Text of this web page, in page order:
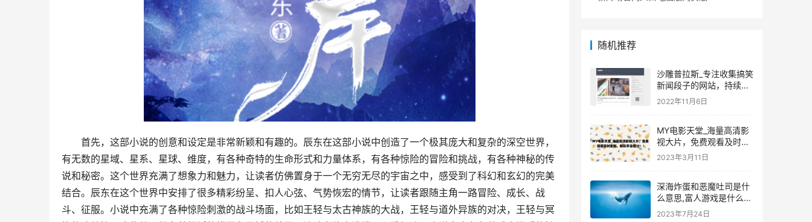
首先，这部小说的创意和设定是非常新颖和有趣的。辰东在这部小说中创造了一个极其庞大和复杂的深空世界，
有无数的星域、星系、星球、维度，有各种奇特的生命形式和力量体系，有各种惊险的冒险和挑战，有各种神秘的传
说和秘密。这个世界充满了想象力和魅力，让读者仿佛置身于一个无穷无尽的宇宙之中，感受到了科幻和玄幻的完美
结合。辰东在这个世界中安排了很多精彩纷呈、扣人心弦、气势恢宏的情节，让读者跟随主角一路冒险、成长、战
斗、征服。小说中充满了各种惊险刺激的战斗场面，比如王轻与太古神族的大战，王轻与道外异族的对决，王轻与冥
随机推荐
沙雕普拉斯_专注收集搞笑
新闻段子的网站，持续更
新的爆笑内容让你乐不停
2022年11月6日
MY电影天堂_海量高清影
视大片，免费观看及时更
新，精彩不会错过！！
2023年3月11日
深海炸蛋和恶魔吐司是什
么意思,富人游戏是什么意
思
2023年7月24日